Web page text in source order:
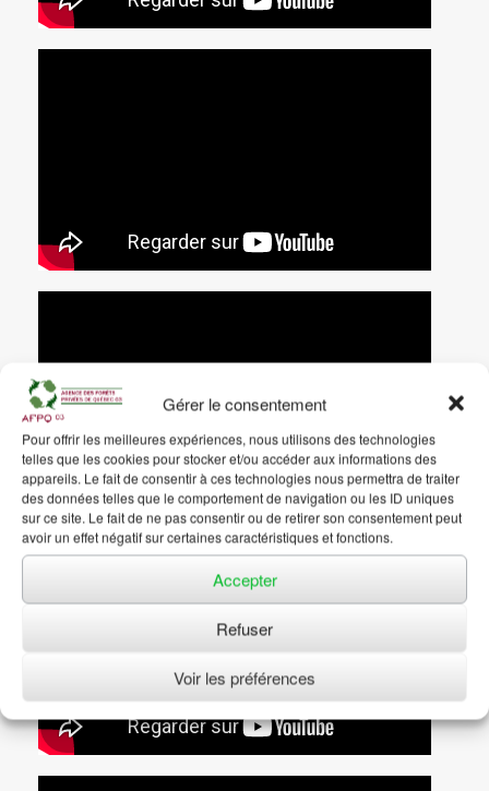
Gérer le consentement
Pour offrir les meilleures expériences, nous utilisons des technologies
telles que les cookies pour stocker et/ou accéder aux informations des
appareils. Le fait de consentir à ces technologies nous permettra de traiter
des données telles que le comportement de navigation ou les ID uniques
sur ce site. Le fait de ne pas consentir ou de retirer son consentement peut
avoir un effet négatif sur certaines caractéristiques et fonctions.
Accepter
Refuser
Voir les préférences